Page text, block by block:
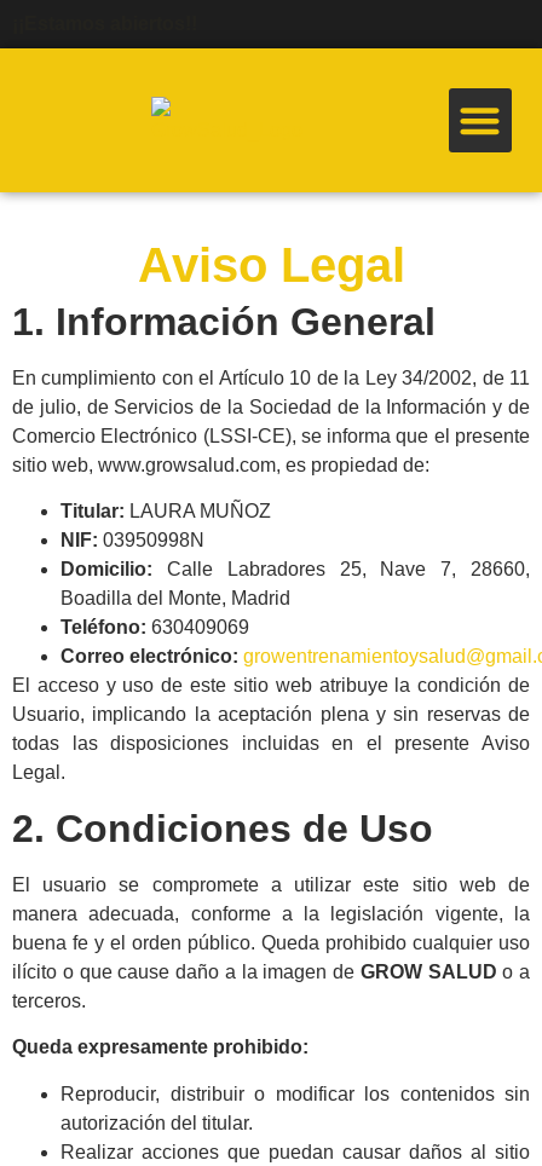
Aviso Legal
1. Información General
En cumplimiento con el Artículo 10 de la Ley 34/2002, de 11
de julio, de Servicios de la Sociedad de la Información y de
Comercio Electrónico (LSSI-CE), se informa que el presente
sitio web, www.growsalud.com, es propiedad de:
Titular: LAURA MUÑOZ
NIF: 03950998N
Domicilio: Calle Labradores 25, Nave 7, 28660,
Boadilla del Monte, Madrid
Teléfono: 630409069
Correo electrónico:
El acceso y uso de este sitio web atribuye la condición de
Usuario, implicando la aceptación plena y sin reservas de
todas las disposiciones incluidas en el presente Aviso
Legal.
2. Condiciones de Uso
El usuario se compromete a utilizar este sitio web de
manera adecuada, conforme a la legislación vigente, la
buena fe y el orden público. Queda prohibido cualquier uso
ilícito o que cause daño a la imagen de GROW SALUD o a
terceros.
Queda expresamente prohibido:
Reproducir, distribuir o modificar los contenidos sin
autorización del titular.
Realizar acciones que puedan causar daños al sitio